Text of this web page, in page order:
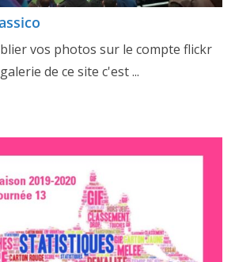
vos photos sur le compte flickr
de ce site c'est ...